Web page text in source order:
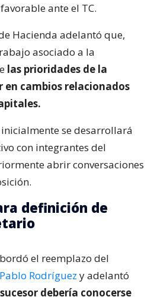
ante el TC.
Hacienda adelantó que,
asociado a la
las prioridades de la
en cambios relacionados
se desarrollará
con integrantes del
abrir conversaciones
definición de
el reemplazo del
Rodríguez y adelantó
debería conocerse